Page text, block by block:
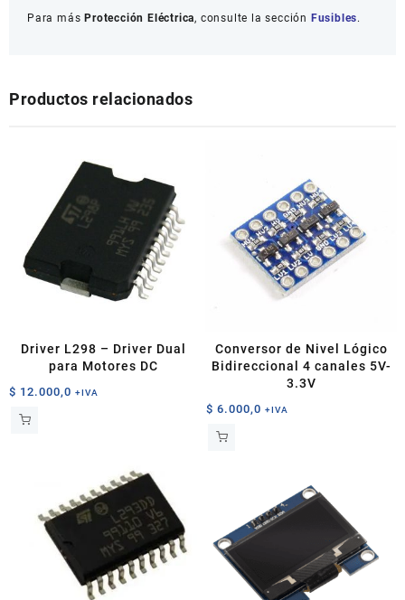
Para más Protección Eléctrica, consulte la sección Fusibles.
Productos relacionados
Driver L298 – Driver Dual
para Motores DC
$ 12.000,0 +IVA
Conversor de Nivel Lógico
Bidireccional 4 canales 5V-
3.3V
$ 6.000,0 +IVA